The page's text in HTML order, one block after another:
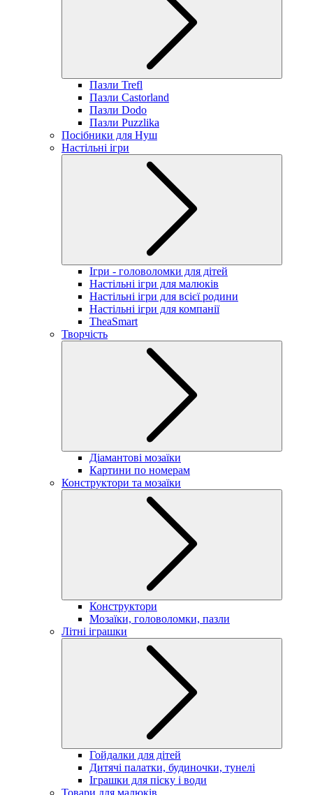
Пазли Trefl
Пазли Castorland
Пазли Dodo
Пазли Puzzlika
Посібники для Нуш
Настільні ігри
Ігри - головоломки для дітей
Настільні ігри для малюків
Настільні ігри для всієї родини
Настільні ігри для компанії
TheaSmart
Творчість
Діамантові мозаїки
Картини по номерам
Конструктори та мозаїки
Конструктори
Мозаїки, головоломки, пазли
Літні іграшки
Гойдалки для дітей
Дитячі палатки, будиночки, тунелі
Іграшки для піску і води
Товари для малюків